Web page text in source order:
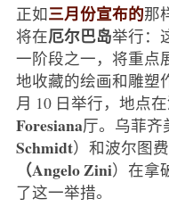
正如三月份宣布的那
将在厄尔巴岛举行：
一阶段之一，将重点
地收藏的绘画和雕塑
月 10 日举行，地点在
Foresiana厅。乌菲齐
Schmidt）和波尔图
（Angelo Zini）在拿
了这一举措。